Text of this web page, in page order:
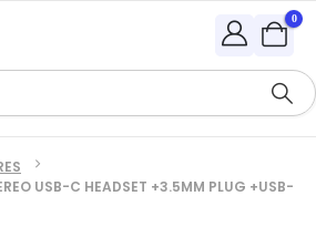
0
USB-C HEADSET +3.5MM PLUG +USB-